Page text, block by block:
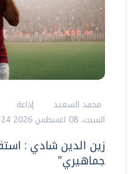
محمد السعيد
إذاعة
السبت، 08 اغسطس 2026 04:24 ص
زين الدين شادي :
جماهيري"